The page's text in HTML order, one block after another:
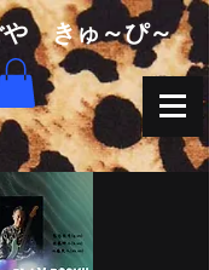
や きゅ～ぴ～